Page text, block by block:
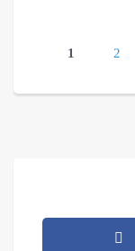
Pages
1 2